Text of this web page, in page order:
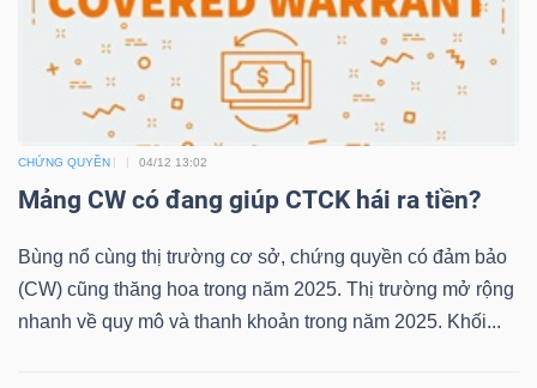
CHỨNG QUYỀN 04/12 13:02
Mảng CW có đang giúp CTCK hái ra tiền?
Bùng nổ cùng thị trường cơ sở, chứng quyền có đảm bảo
(CW) cũng thăng hoa trong năm 2025. Thị trường mở rộng
nhanh về quy mô và thanh khoản trong năm 2025. Khối...
CÔNG
TƯ
TRUY
XUẤT